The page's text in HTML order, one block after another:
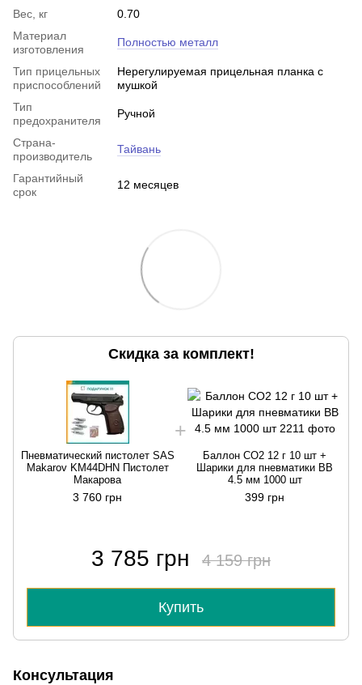
Вес, кг
0.70
Материал
изготовления
Полностью металл
Тип прицельных
приспособлений
Нерегулируемая прицельная планка с
мушкой
Тип
предохранителя
Ручной
Страна-
производитель
Тайвань
Гарантийный
срок
12 месяцев
Скидка за комплект!
Пневматический пистолет SAS
Makarov KM44DHN Пистолет
Макарова
3 760 грн
Баллон CO2 12 г 10 шт +
Шарики для пневматики BB
4.5 мм 1000 шт
399 грн
3 785 грн 4 159 грн
Купить
Консультация